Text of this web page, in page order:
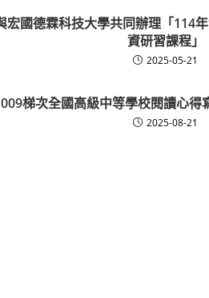
宏國德霖科技大學共同辦理「114
資研習課程」
2025-05-21
梯次全國高級中等學校閱讀心得
2025-08-21